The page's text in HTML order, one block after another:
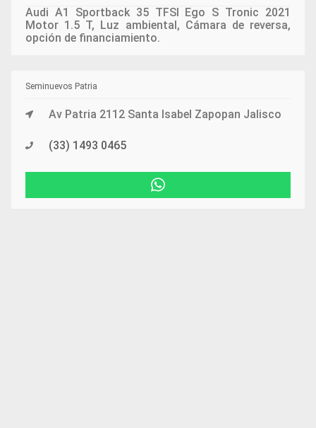
Audi A1 Sportback 35 TFSI Ego S Tronic 2021
Motor 1.5 T, Luz ambiental, Cámara de reversa,
opción de financiamiento.
Seminuevos Patria
Av Patria 2112 Santa Isabel Zapopan Jalisco
(33) 1493 0465